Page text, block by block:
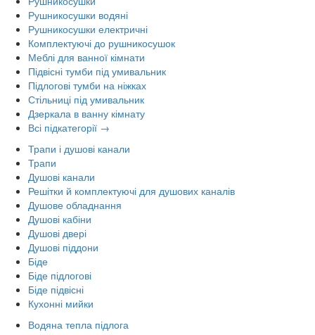
Рушникосушки водяні
Рушникосушки електричні
Комплектуючі до рушникосушок
Меблі для ванної кімнати
Підвісні тумби під умивальник
Підлогові тумби на ніжках
Стільниці під умивальник
Дзеркала в ванну кімнату
Всі підкатегорії →
Трапи і душові канали
Трапи
Душові канали
Решітки й комплектуючі для душових каналів
Душове обладнання
Душові кабіни
Душові двері
Душові піддони
Біде
Біде підлогові
Біде підвісні
Кухонні мийки
Водяна тепла підлога